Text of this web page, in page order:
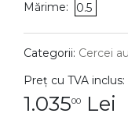
DIAMANTE
Cercei
Mărime: 0.5
Categorii: Cercei
Preț cu TVA inclus:
1.03500 Lei